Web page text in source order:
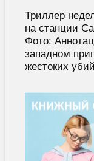
Триллер
на станции
Фото:
западном
жестоких